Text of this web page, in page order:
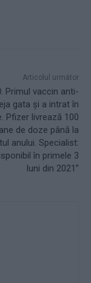
Articolul următor
Primul vaccin anti-
gata și a intrat în
Pfizer livrează 100
de doze până la
anului. Specialist:
în primele 3
luni din 2021”